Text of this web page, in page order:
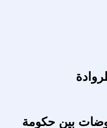
بين حكومة